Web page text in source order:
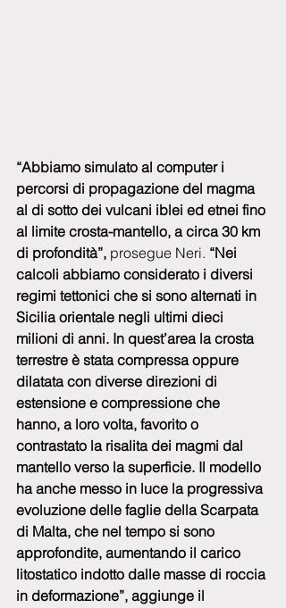
“Abbiamo simulato al computer i
percorsi di propagazione del magma
al di sotto dei vulcani iblei ed etnei fino
al limite crosta-mantello, a circa 30 km
di profondità”, prosegue Neri. “Nei
calcoli abbiamo considerato i diversi
regimi tettonici che si sono alternati in
Sicilia orientale negli ultimi dieci
milioni di anni. In quest’area la crosta
terrestre è stata compressa oppure
dilatata con diverse direzioni di
estensione e compressione che
hanno, a loro volta, favorito o
contrastato la risalita dei magmi dal
mantello verso la superficie. Il modello
ha anche messo in luce la progressiva
evoluzione delle faglie della Scarpata
di Malta, che nel tempo si sono
approfondite, aumentando il carico
litostatico indotto dalle masse di roccia
in deformazione”, aggiunge il